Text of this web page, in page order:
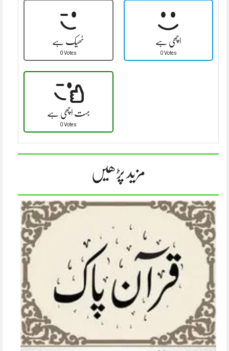
ٹھیک ہے
0 Votes
اچھی ہے
0 Votes
بہت اچھی ہے
0 Votes
مزید پڑھیں